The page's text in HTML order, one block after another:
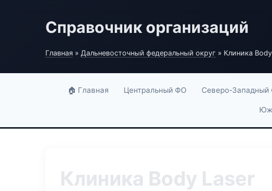
Справочник организаций
Главная » Дальневосточный федеральный округ » Клиника
🏠 Главная Центральный ФО Северо-
Клиника Body Laser